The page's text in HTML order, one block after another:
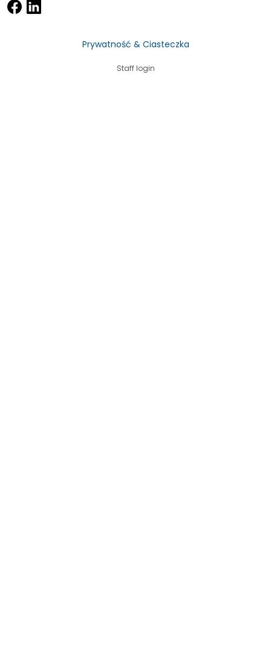
Prywatność & Ciasteczka
Staff login